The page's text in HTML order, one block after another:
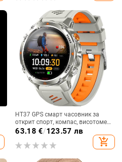
HT37 GPS смарт часовник за
открит спорт, компас, висотомер
и барометр, водоустойчив до 30
63.18 €/123.57 лв
add_shopping_cart